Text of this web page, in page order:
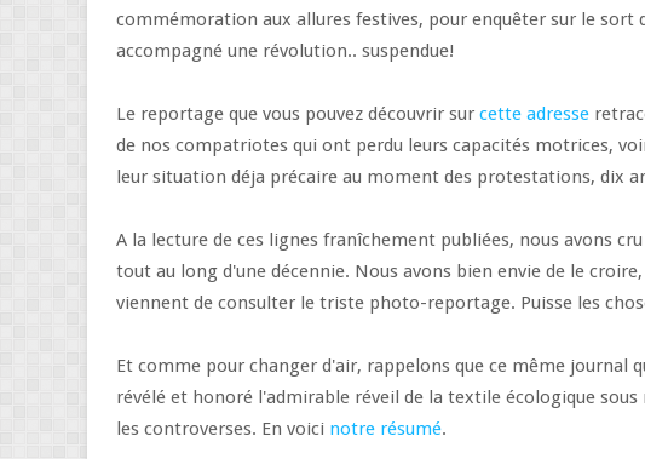
commémoration aux allures festives, pour enquêter sur le
accompagné une révolution.. suspendue!
Le reportage que vous pouvez découvrir sur cette adresse
de nos compatriotes qui ont perdu leurs capacités motrices,
leur situation déja précaire au moment des protestations, dix
A la lecture de ces lignes franîchement publiées, nous avons
tout au long d'une décennie. Nous avons bien envie de le
viennent de consulter le triste photo-reportage. Puisse les
Et comme pour changer d'air, rappelons que ce même journal
révélé et honoré l'admirable réveil de la textile écologique
les controverses. En voici notre résumé.